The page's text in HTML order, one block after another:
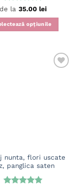
Evaluat la
5din 5
de la 35.00 lei
opțiunile
produsului.
nunta, flori uscate
panglica saten